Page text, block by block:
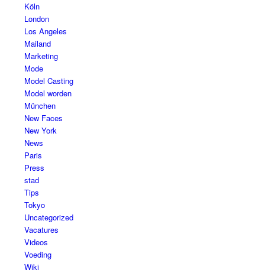
Köln
London
Los Angeles
Mailand
Marketing
Mode
Model Casting
Model worden
München
New Faces
New York
News
Paris
Press
stad
Tips
Tokyo
Uncategorized
Vacatures
Videos
Voeding
Wiki